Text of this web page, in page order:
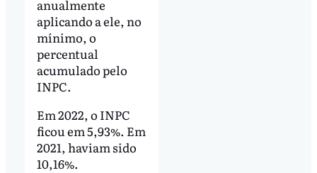
anualmente
aplicando a ele, no
mínimo, o
percentual
acumulado pelo
INPC.
Em 2022, o INPC
ficou em 5,93%. Em
2021, haviam sido
10,16%.